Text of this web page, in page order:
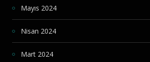
Mayıs 2024
Nisan 2024
Mart 2024